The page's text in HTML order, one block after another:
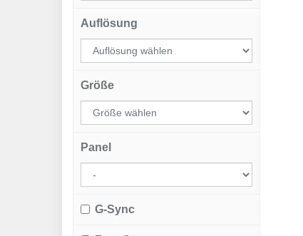
Auflösung
Größe
Panel
G-Sync